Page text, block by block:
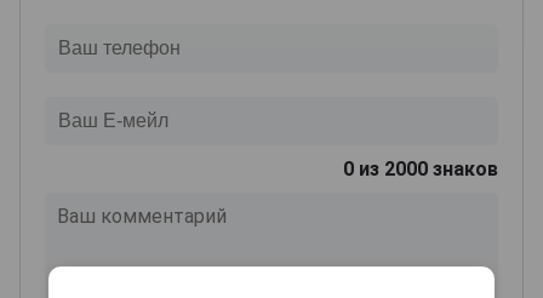
0 из 2000 знаков